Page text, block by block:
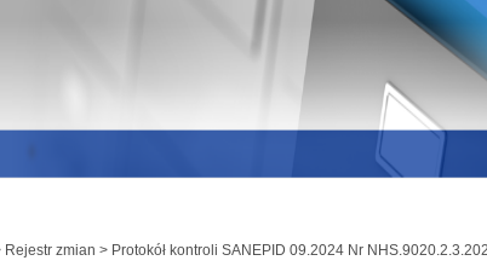
Rejestr zmian > Protokół kontroli SANEPID 09.2024 Nr